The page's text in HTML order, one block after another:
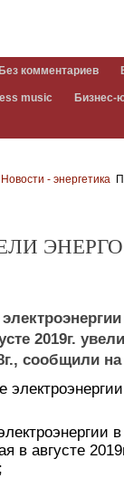
Без комментариев
music Бизнес-
Новости - энергетика
2019г.
сообщили
в августе